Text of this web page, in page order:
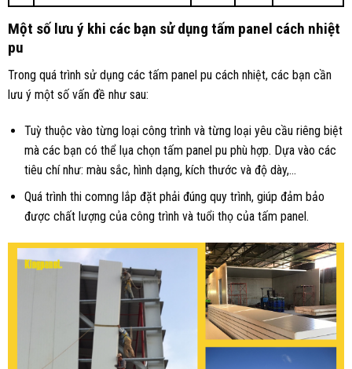
Một số lưu ý khi các bạn sử dụng tấm panel cách nhiệt
pu
Trong quá trình sử dụng các tấm panel pu cách nhiệt, các bạn cần
lưu ý một số vấn đề như sau:
Tuỳ thuộc vào từng loại công trình và từng loại yêu cầu riêng biệt
mà các bạn có thể lụa chọn tấm panel pu phù hợp. Dựa vào các
tiêu chí như: màu sắc, hình dạng, kích thước và độ dày,…
Quá trình thi comng lắp đặt phải đúng quy trình, giúp đảm bảo
được chất lượng của công trình và tuổi thọ của tấm panel.